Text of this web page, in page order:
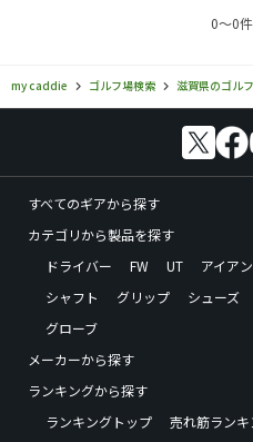
0〜0
my caddie ゴルフ場検索 滋賀県のゴル
すべてのギアから探す
カテゴリから製品を探す
ドライバー
FW UT アイアン
シャフト
グリップ シューズ
グローブ
メーカーから探す
ランキングから探す
ランキングトップ
売れ筋ランキ